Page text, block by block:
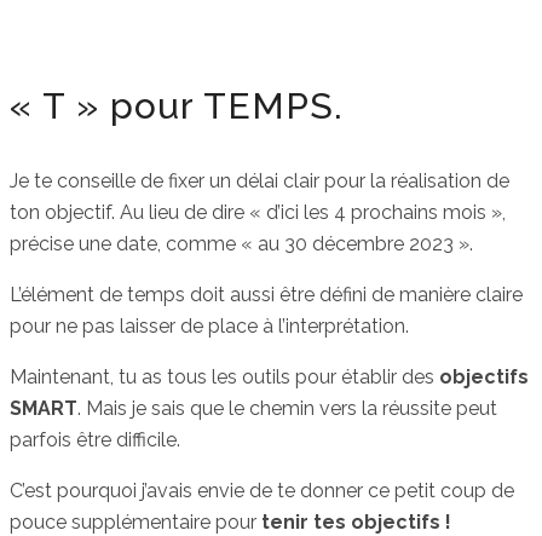
« T » pour TEMPS.
Je te conseille de fixer un délai clair pour la réalisation de
ton objectif. Au lieu de dire « d’ici les 4 prochains mois »,
précise une date, comme « au 30 décembre 2023 ».
L’élément de temps doit aussi être défini de manière claire
pour ne pas laisser de place à l’interprétation.
Maintenant, tu as tous les outils pour établir des objectifs
SMART. Mais je sais que le chemin vers la réussite peut
parfois être difficile.
C’est pourquoi j’avais envie de te donner ce petit coup de
pouce supplémentaire pour tenir tes objectifs !